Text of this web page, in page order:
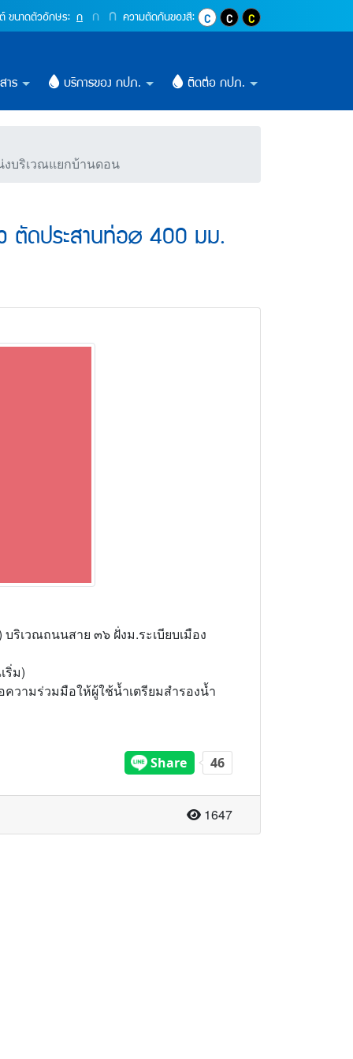
ายน้ำประปาชั่วคราว
ขนาดตัวอักษร: กปุ่มปรับตัวอักษรให้เป็นขนาด 16 pixel
กปุ่มเพิ่มขนาดตัวอักษรอีก 1.2 เท่า
ก ปุ่มเพิ่มขนาดตัวอักษรอีก 1.4 เท่า
ความตัดกันของสี: ปุ่มปรับสีตัวอักษร และสีพื้นหลังให้
ปุ่มปรับสีตัวอักษรสีขาว และ
ปุ่มปรับสีตัวอักษรสีเหลื
าร บริการของ กปภ. ติดต่อ กปภ.
งบริเวณแยกบ้านดอน
ว ตัดประสานท่อ⌀ 400 มม.
ริเวณถนนสาย ๓๖ ฝั่งม.ระเบียบเมือง
ริ่ม)
วามร่วมมือให้ผู้ใช้น้ำเตรียมสำรองน้ำ
จำนวนผู้อ่าน
1647